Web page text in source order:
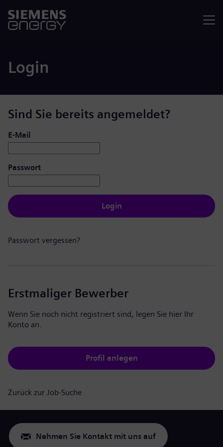
Login
Sind Sie bereits angemeldet?
Login: Benutzer und Passwort
E-Mail
Passwort
Login
Passwort vergessen?
Erstmaliger Bewerber
Wenn Sie noch nicht registriert sind, legen Sie hier Ihr
Konto an.
Profil anlegen
Zurück zur Job-Suche
Nehmen Sie Kontakt mit uns auf